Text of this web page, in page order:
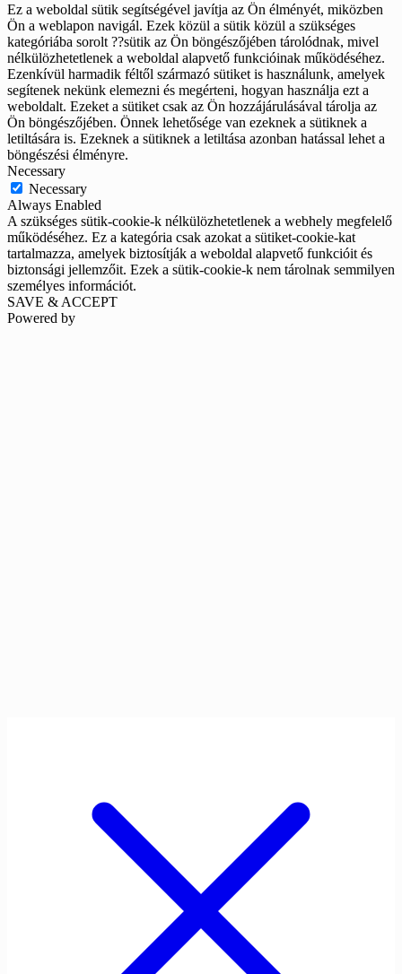
Ez a weboldal sütik segítségével javítja az Ön élményét, miközben
Ön a weblapon navigál. Ezek közül a sütik közül a szükséges
kategóriába sorolt ??sütik az Ön böngészőjében tárolódnak, mivel
nélkülözhetetlenek a weboldal alapvető funkcióinak működéséhez.
Ezenkívül harmadik féltől származó sütiket is használunk, amelyek
segítenek nekünk elemezni és megérteni, hogyan használja ezt a
weboldalt. Ezeket a sütiket csak az Ön hozzájárulásával tárolja az
Ön böngészőjében. Önnek lehetősége van ezeknek a sütiknek a
letiltására is. Ezeknek a sütiknek a letiltása azonban hatással lehet a
böngészési élményre.
Necessary
Necessary
Always Enabled
A szükséges sütik-cookie-k nélkülözhetetlenek a webhely megfelelő
működéséhez. Ez a kategória csak azokat a sütiket-cookie-kat
tartalmazza, amelyek biztosítják a weboldal alapvető funkcióit és
biztonsági jellemzőit. Ezek a sütik-cookie-k nem tárolnak semmilyen
személyes információt.
SAVE & ACCEPT
Powered by